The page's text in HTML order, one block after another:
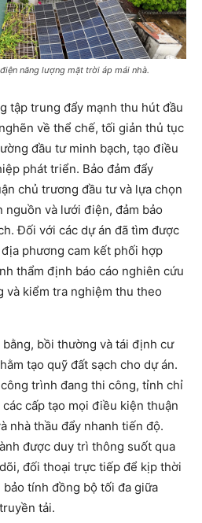
năng lượng mặt trời áp mái nhà.
tập trung đẩy mạnh thu hút đầu
về thể chế, tối giản thủ tục
đầu tư minh bạch, tạo điều
phát triển. Bảo đảm đẩy
chủ trương đầu tư và lựa chọn
nguồn và lưới điện, đảm bảo
Đối với các dự án đã tìm được
phương cam kết phối hợp
thẩm định báo cáo nghiên cứu
và kiểm tra nghiệm thu theo
bồi thường và tái định cư
tạo quỹ đất sạch cho dự án.
trình đang thi công, tỉnh chỉ
cấp tạo mọi điều kiện thuận
nhà thầu đẩy nhanh tiến độ.
được duy trì thông suốt qua
đối thoại trực tiếp để kịp thời
tính đồng bộ tối đa giữa
tải.